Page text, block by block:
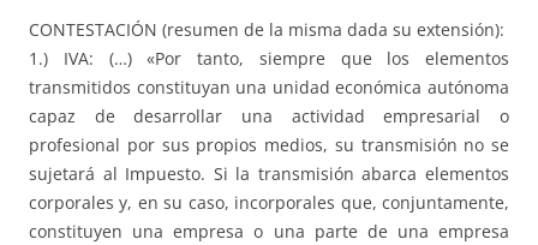
CONTESTACIÓN (resumen de la misma dada su extensión):
1.) IVA: (…) «Por tanto, siempre que los elementos
transmitidos constituyan una unidad económica autónoma
capaz de desarrollar una actividad empresarial o
profesional por sus propios medios, su transmisión no se
sujetará al Impuesto. Si la transmisión abarca elementos
corporales y, en su caso, incorporales que, conjuntamente,
constituyen una empresa o una parte de una empresa